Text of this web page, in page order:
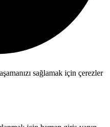
sağlamak için çerezler